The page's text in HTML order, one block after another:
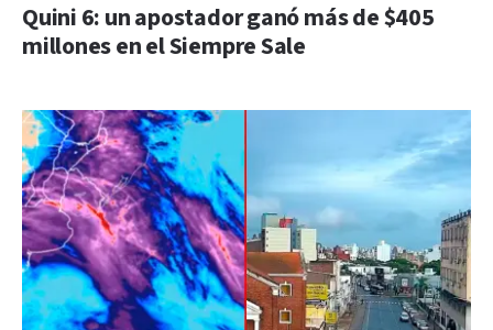
Quini 6: un apostador ganó más de $405
millones en el Siempre Sale